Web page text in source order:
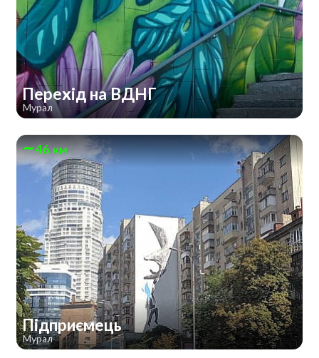
Перехід на ВДНГ
Мурал
46 км
Підприємець
Мурал